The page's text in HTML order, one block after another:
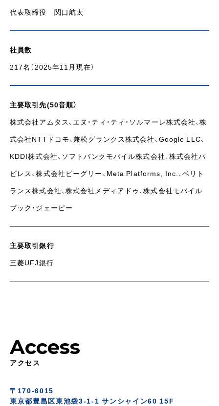
代表取締役 関口航太
社員数
217名（2025年11月現在）
主要取引先(50音順）
株式会社アムタス、エヌ・ティ・ティ・ソルマーレ株式会社、株
式会社NTTドコモ、兼松グランクス株式会社、Google LLC、
KDDI株式会社、ソフトバンクモバイル株式会社、株式会社パ
ピレス、株式会社ビーグリー、Meta Platforms, Inc.、ベリト
ランス株式会社、株式会社メディアドゥ、株式会社モバイル
ブック・ジェーピー
主要取引銀行
三菱UFJ銀行
Access
アクセス
〒170-6015
東京都豊島区東池袋3-1-1 サンシャイン60 15F